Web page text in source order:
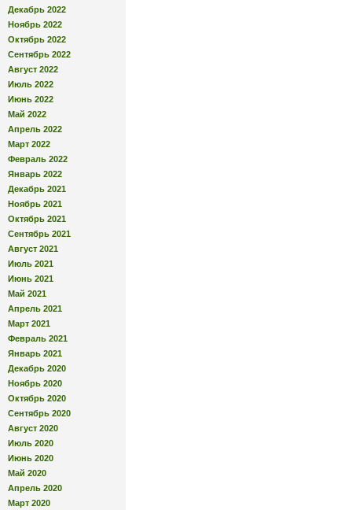
Декабрь 2022
Ноябрь 2022
Октябрь 2022
Сентябрь 2022
Август 2022
Июль 2022
Июнь 2022
Май 2022
Апрель 2022
Март 2022
Февраль 2022
Январь 2022
Декабрь 2021
Ноябрь 2021
Октябрь 2021
Сентябрь 2021
Август 2021
Июль 2021
Июнь 2021
Май 2021
Апрель 2021
Март 2021
Февраль 2021
Январь 2021
Декабрь 2020
Ноябрь 2020
Октябрь 2020
Сентябрь 2020
Август 2020
Июль 2020
Июнь 2020
Май 2020
Апрель 2020
Март 2020